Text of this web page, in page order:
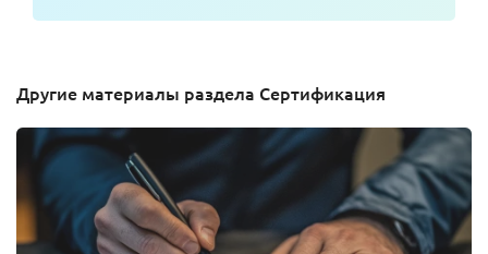
Другие материалы раздела Сертификация